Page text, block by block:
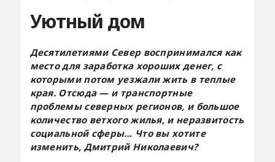
Уютный дом
Десятилетиями Север воспринимался как
место для заработка хороших денег, с
которыми потом уезжали жить в теплые
края. Отсюда — и транспортные
проблемы северных регионов, и большое
количество ветхого жилья, и неразвитость
социальной сферы… Что вы хотите
изменить, Дмитрий Николаевич?